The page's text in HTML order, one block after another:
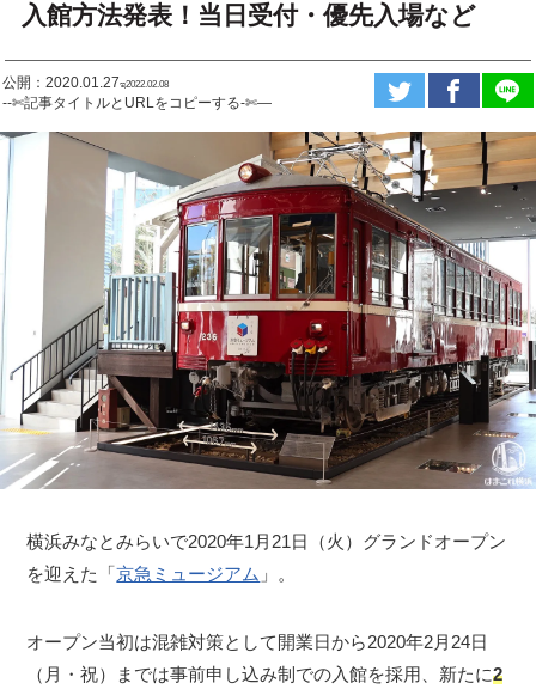
入館方法発表！当日受付・優先入場など
公開：2020.01.27ಇ2022.02.08
--✄記事タイトルとURLをコピーする-✄—
横浜みなとみらいで2020年1月21日（火）グランドオープン
を迎えた「京急ミュージアム 」。
オープン当初は混雑対策として開業日から2020年2月24日
（月・祝）までは事前申し込み制での入館を採用、新たに2